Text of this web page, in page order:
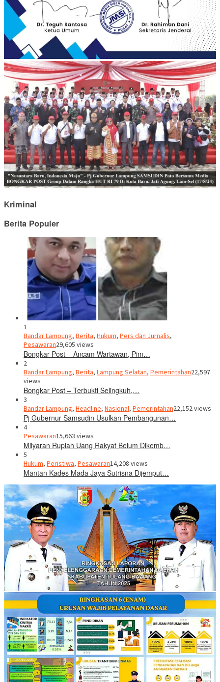
Kriminal
Berita Populer
1
Bandar Lampung, Berita, Hukum, Pers dan Jurnalis,
Pesawaran29,605 views
Bongkar Post – Ancam Wartawan, Pim…
2
Bandar Lampung, Berita, Lampung Selatan, Pemerintahan22,597
views
Bongkar Post – Terbukti Selingkuh,…
3
Bandar Lampung, Headline, Nasional, Pemerintahan22,152 views
Pj Gubernur Samsudin Usulkan Pembangunan…
4
Pesawaran15,663 views
Milyaran Rupiah Uang Rakyat Belum Dikemb…
5
Hukum, Peristiwa, Pesawaran14,208 views
Mantan Kades Mada Jaya Sutrisna Dijemput…